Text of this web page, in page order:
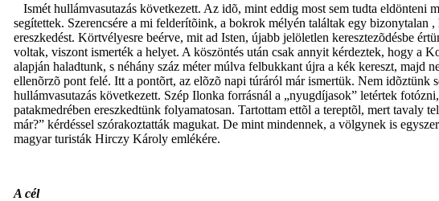
Ismét hullámvasutazás következett. Az idõ, mint eddig most sem tudta eldönteni
segítettek. Szerencsére a mi felderítõink, a bokrok mélyén találtak egy bizonytalan
ereszkedést. Körtvélyesre beérve, mit ad Isten, újabb jelöletlen keresztezõdésbe
voltak, viszont ismerték a helyet. A köszöntés után csak annyit kérdeztek, hogy a
alapján haladtunk, s néhány száz méter múlva felbukkant újra a kék kereszt, majd
ellenõrzõ pont felé. Itt a pontõrt, az elõzõ napi túráról már ismertük. Nem idõztünk
hullámvasutazás következett. Szép Ilonka forrásnál a „nyugdíjasok” letértek
patakmedrében ereszkedtünk folyamatosan. Tartottam ettõl a tereptõl, mert tavaly
már?” kérdéssel szórakoztatták magukat. De mint mindennek, a völgynek is
magyar turisták Hirczy Károly emlékére.
A cél